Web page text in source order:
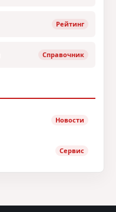
Рейтинг
Справочник
Новости
Сервис